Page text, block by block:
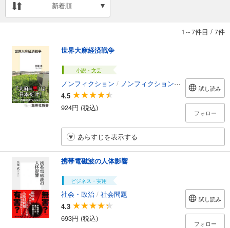
新着順
1～7件目 / 7件
世界大麻経済戦争
小説・文芸
ノンフィクション / ノンフィクション・ドキュメンタリー
4.5
924円 (税込)
試し読み
フォロー
あらすじを表示する
携帯電磁波の人体影響
ビジネス・実用
社会・政治 / 社会問題
4.3
693円 (税込)
試し読み
フォロー